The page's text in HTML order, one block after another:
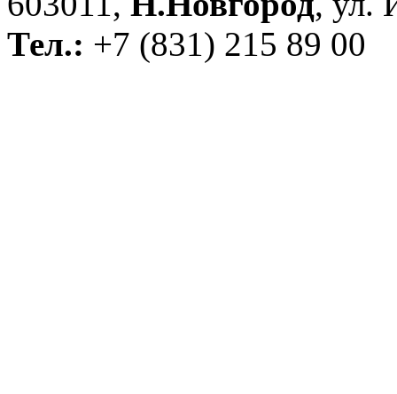
Тел.: +7 (831) 215 89 00